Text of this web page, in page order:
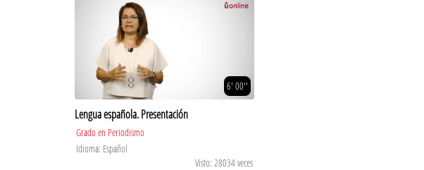
6' 00''
Lengua española. Presentación
Grado en Periodismo
Idioma: Español
Visto: 28034 veces